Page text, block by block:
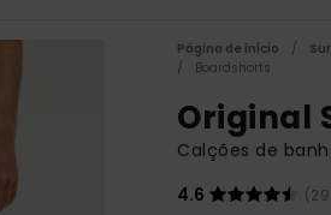
Página de início
Boardshorts
Original
Calções de
4.6